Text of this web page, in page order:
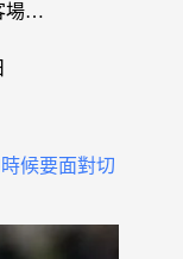
場…
候要面對切